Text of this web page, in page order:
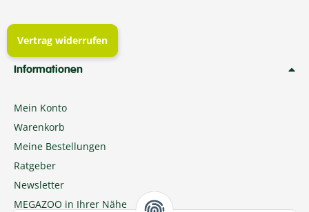
Vertrag widerrufen
Informationen
Mein Konto
Warenkorb
Meine Bestellungen
Ratgeber
Newsletter
MEGAZOO in Ihrer Nähe